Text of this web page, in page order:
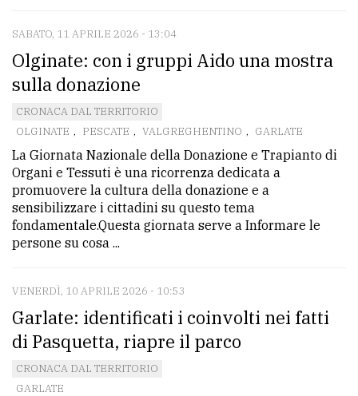
SABATO, 11 APRILE 2026 - 13:04
Olginate: con i gruppi Aido una mostra
sulla donazione
CRONACA DAL TERRITORIO
OLGINATE , PESCATE , VALGREGHENTINO , GARLATE
La Giornata Nazionale della Donazione e Trapianto di
Organi e Tessuti è una ricorrenza dedicata a
promuovere la cultura della donazione e a
sensibilizzare i cittadini su questo tema
fondamentale.Questa giornata serve a Informare le
persone su cosa ...
VENERDÌ, 10 APRILE 2026 - 10:53
Garlate: identificati i coinvolti nei fatti
di Pasquetta, riapre il parco
CRONACA DAL TERRITORIO
GARLATE